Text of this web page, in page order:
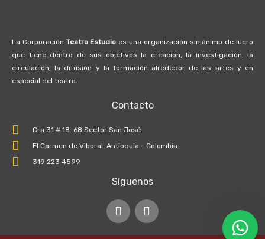
La Corporación Teatro Estudio es una organización sin ánimo de lucro
que tiene dentro de sus objetivos la creación, la investigación, la
circulación, la difusión y la formación alrededor de las artes y en
especial del teatro.
Contacto
Cra 31 # 18-68 Sector San José
El Carmen de Viboral. Antioquia - Colombia
319 223 4599
Síguenos
I
n
F
a